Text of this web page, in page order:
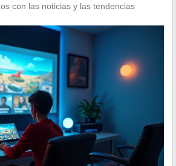
con las noticias y las tendencias